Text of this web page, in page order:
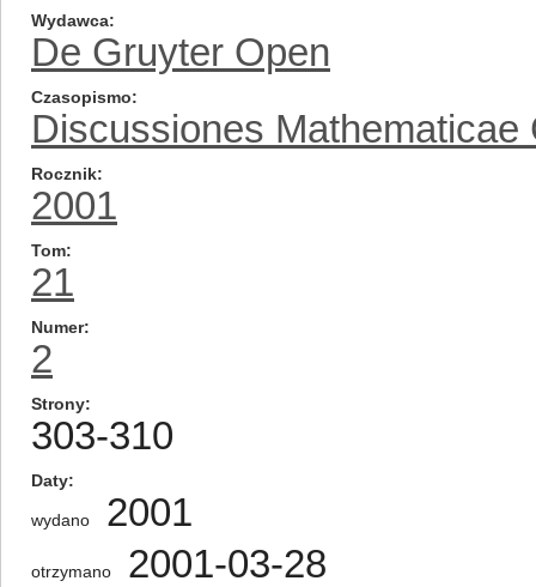
Wydawca
De Gruyter Open
Czasopismo
Discussiones Mathematicae
Rocznik
2001
Tom
21
Numer
2
Strony
303-310
Daty
wydano 2001
otrzymano 2001-03-28